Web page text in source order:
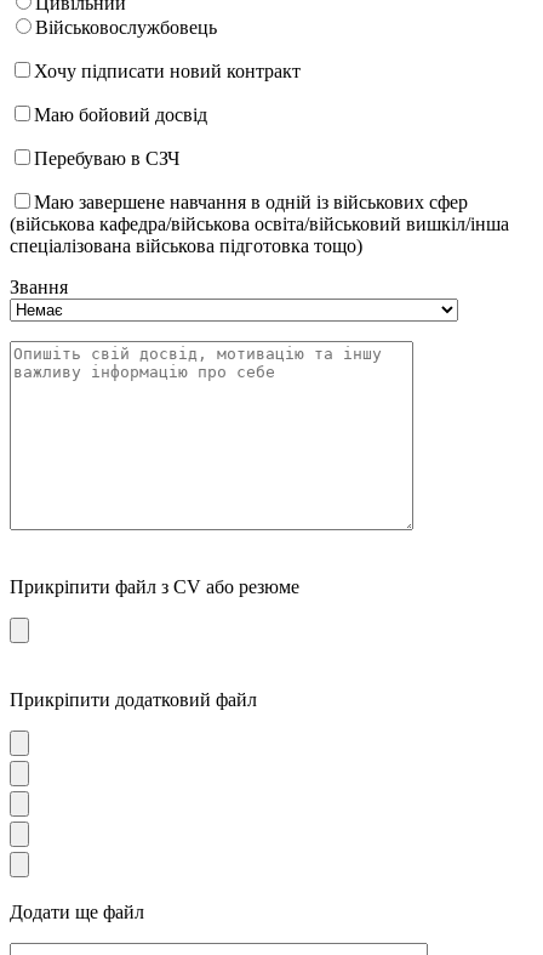
Військовослужбовець
Хочу підписати новий контракт
Маю бойовий досвід
Перебуваю в СЗЧ
Маю завершене навчання в одній із військових сфер
(військова кафедра/військова освіта/військовий вишкіл/інша
спеціалізована військова підготовка тощо)
Звання
Прикріпити файл з CV або резюме
Прикріпити додатковий файл
Додати ще файл